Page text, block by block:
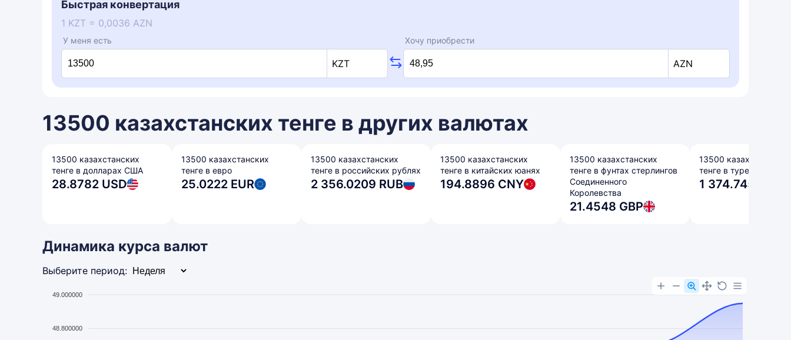
Быстрая конвертация
1 KZT = 0,0036 AZN
У меня есть
KZT
Хочу приобрести
AZN
13500 казахстанских тенге в других валютах
13500 казахстанских
тенге в долларах США
28.8782 USD
13500 казахстанских
тенге в евро
25.0222 EUR
13500 казахстанских
тенге в российских рублях
2 356.0209 RUB
13500 казахстанских
тенге в китайских юанях
194.8896 CNY
13500 казахстанских
тенге в фунтах стерлингов
Соединенного
Королевства
21.4548 GBP
13500 казахстанских
тенге в турецких
1 374.7454 TRY
Динамика курса валют
Выберите период:
49.000000
48.800000